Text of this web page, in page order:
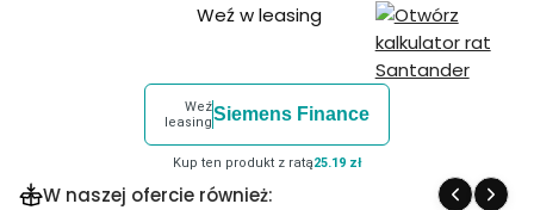
Weź w leasing
Weź
leasingSiemens Finance
Kup ten produkt z ratą25.19 zł
W naszej ofercie również: